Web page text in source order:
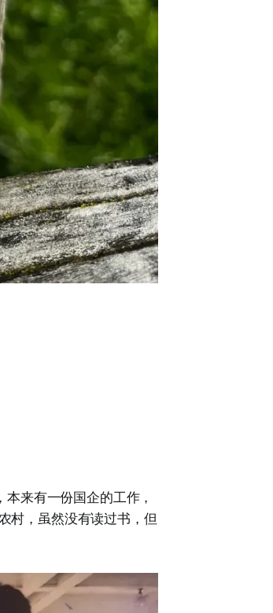
来有一份国企的工作，
村，虽然没有读过书，但